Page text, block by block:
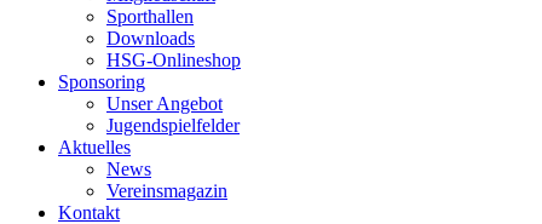
Sporthallen
Downloads
HSG-Onlineshop
Sponsoring
Unser Angebot
Jugendspielfelder
Aktuelles
News
Vereinsmagazin
Kontakt